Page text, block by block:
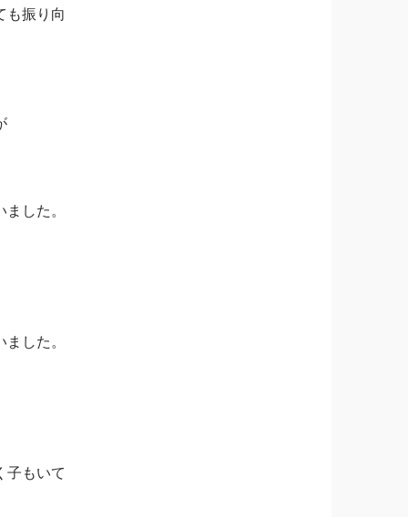
も振り向
した。
した。
子もいて